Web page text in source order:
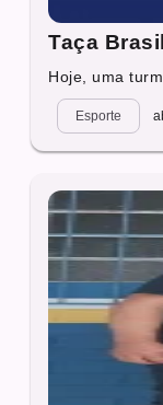
Taça
Hoje, uma
Esporte